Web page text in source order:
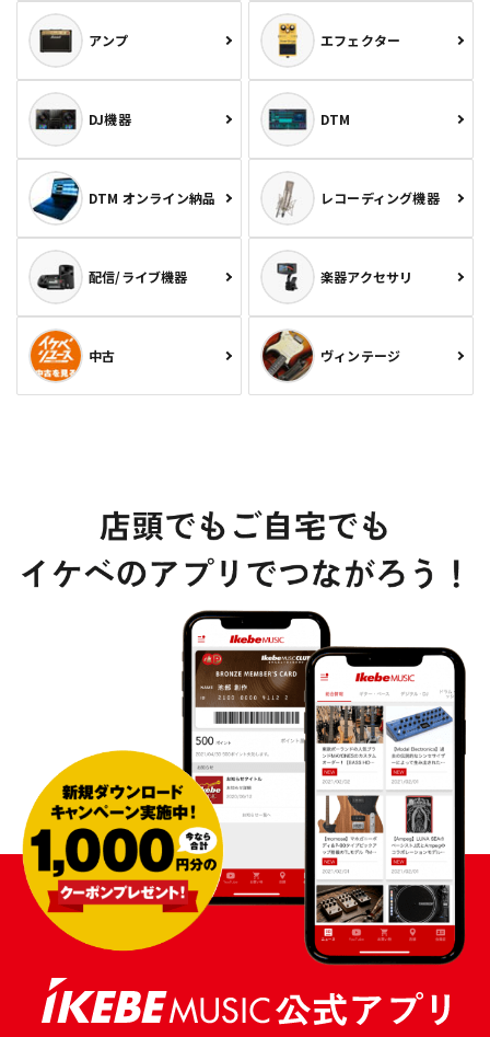
アンプ エフェクター
DJ機器 DTM
DTM オンライン納品 レコーディング機器
配信/ライブ機器 楽器アクセサリ
中古 ヴィンテージ